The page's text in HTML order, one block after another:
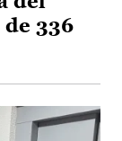
de 336